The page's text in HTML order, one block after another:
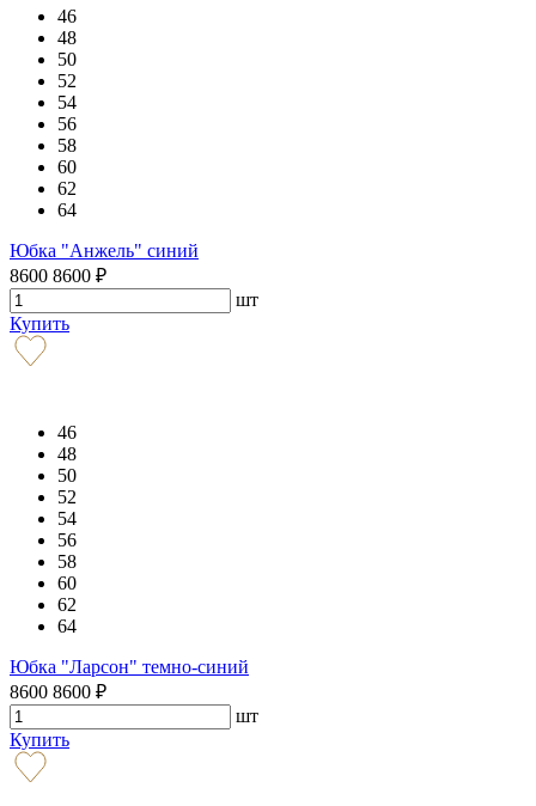
46
48
50
52
54
56
58
60
62
64
Юбка "Анжель" синий
8600 8600 ₽
шт
Купить
46
48
50
52
54
56
58
60
62
64
Юбка "Ларсон" темно-синий
8600 8600 ₽
шт
Купить